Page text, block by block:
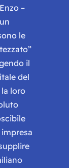
–
le
il
del
loro